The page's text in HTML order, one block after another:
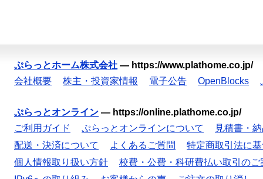
ぷらっとホーム株式会社 — https://www.plathome.co.jp/
会社概要
株主・投資家情報 電子公告 OpenBlocks
ぷらっとオンライン — https://online.plathome.co.jp/
ご利用ガイド
ぷらっとオンラインについて
見積書・
配送・決済について
よくあるご質問
特定商取引法に
個人情報取り扱い方針
校費・公費・科研費払い取引のご